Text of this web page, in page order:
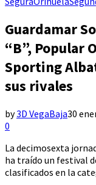
Guardamar
“B”, Popular
Sporting
sus rivales
by3D VegaBaja30
0
La decimosexta
ha traído un festival
clasificados en la